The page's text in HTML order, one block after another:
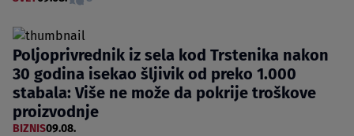
Poljoprivrednik iz sela kod Trstenika nakon
30 godina isekao šljivik od preko 1.000
stabala: Više ne može da pokrije troškove
proizvodnje
BIZNIS09.08.